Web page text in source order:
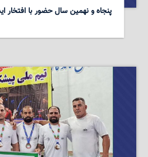
پنجاه و نهمین سال حضور با افتخار